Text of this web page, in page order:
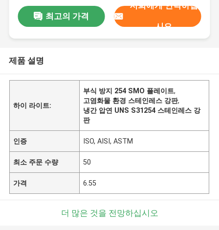
최고의 가격
저희에게 연락하십
시오
제품 설명
하이 라이트:
부식 방지 254 SMO 플레이트,
고염화물 환경 스테인레스 강판,
냉간 압연 UNS S31254 스테인레스 강
판
인증 ISO, AISI, ASTM
최소 주문 수량 50
가격 6.55
더 많은 것을 전망하십시오